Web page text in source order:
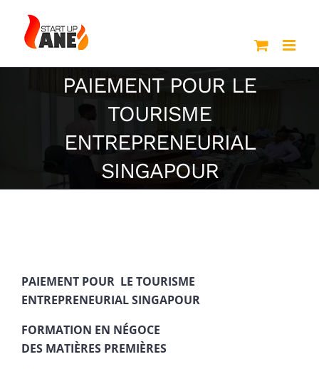
contenu
PAIEMENT POUR LE
TOURISME
ENTREPRENEURIAL
SINGAPOUR
PAIEMENT POUR LE TOURISME
ENTREPRENEURIAL SINGAPOUR
FORMATION EN NÉGOCE
DES MATIÈRES PREMIÈRES